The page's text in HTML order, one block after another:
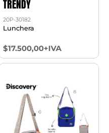
TRENDY
20P-30182
Lunchera
$17.500,00+IVA